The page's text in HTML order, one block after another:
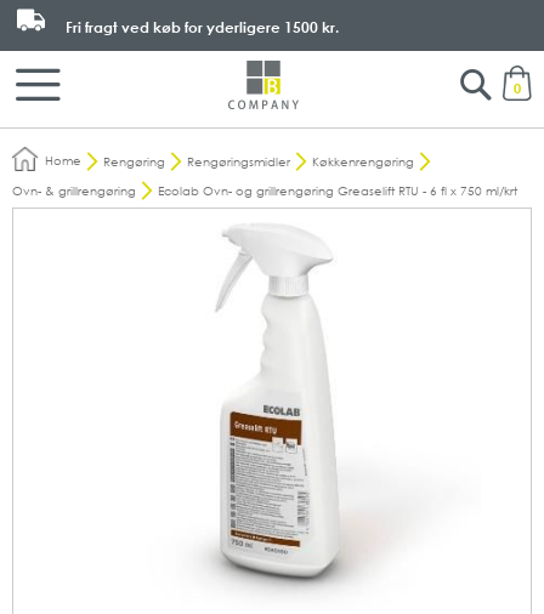
0
Fri fragt ved køb for yderligere 1500 kr.
Search
Home Rengøring Rengøringsmidler
Køkkenrengøring
Ovn- & grillrengøring
Ecolab Ovn- og grillrengøring Greaselift RTU - 6 fl x 750 ml/krt